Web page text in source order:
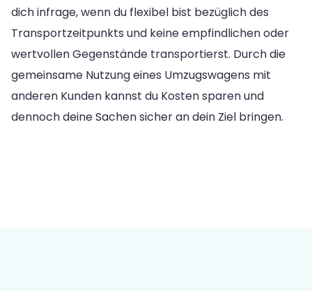
dich infrage, wenn du flexibel bist bezüglich des
Transportzeitpunkts und keine empfindlichen oder
wertvollen Gegenstände transportierst. Durch die
gemeinsame Nutzung eines Umzugswagens mit
anderen Kunden kannst du Kosten sparen und
dennoch deine Sachen sicher an dein Ziel bringen.